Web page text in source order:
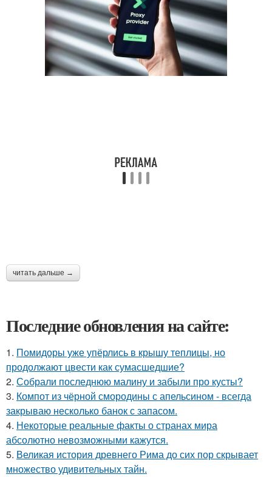
читать дальше →
Последние обновления на сайте:
1. Помидоры уже упёрлись в крышу теплицы, но
продолжают цвести как сумасшедшие?
2. Собрали последнюю малину и забыли про кусты?
3. Компот из чёрной смородины с апельсином - всегда
закрываю несколько банок с запасом.
4. Некоторые реальные факты о странах мира
абсолютно невозможными кажутся.
5. Великая история древнего Рима до сих пор скрывает
множество удивительных тайн.